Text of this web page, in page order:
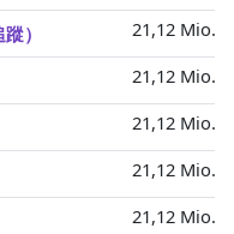
）
21,12 Mio.
21,12 Mio.
21,12 Mio.
21,12 Mio.
21,12 Mio.